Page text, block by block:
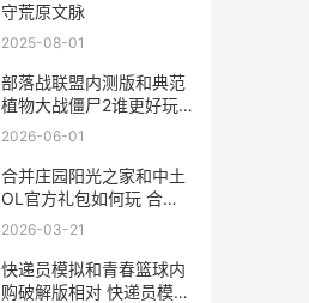
守荒原文脉
2025-08-01
部落战联盟内测版和典范
植物大战僵尸2谁更好玩
部落战联盟礼包兑换码
2026-06-01
合并庄园阳光之家和中土
OL官方礼包如何玩 合并
庄园阳光之家破解版
2026-03-21
快递员模拟和青春篮球内
购破解版相对 快递员模拟